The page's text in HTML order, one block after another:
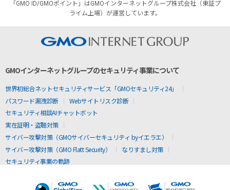
「GMO ID/GMOポイント」はGMOインターネットグループ株式会社（東証プ
ライム上場）が運営しています。
GMOインターネットグループのセキュリティ事業について
世界初総合ネットセキュリティサービス「GMOセキュリティ24」
パスワード漏洩診断
Webサイトリスク診断
セキュリティ相談AIチャットボット
実在証明・盗聴対策
サイバー攻撃対策（GMOサイバーセキュリティ byイエラエ）
サイバー攻撃対策（GMO Flatt Security）
なりすまし対策
セキュリティ事業の軌跡